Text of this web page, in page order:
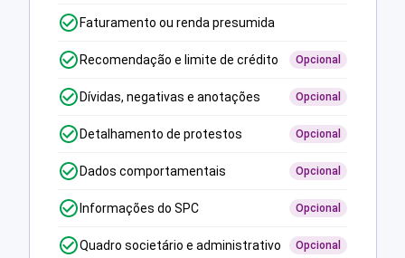
Faturamento ou renda presumida
Recomendação e limite de crédito Opcional
Dívidas, negativas e anotações Opcional
Detalhamento de protestos Opcional
Dados comportamentais Opcional
Informações do SPC Opcional
Quadro societário e administrativo Opcional